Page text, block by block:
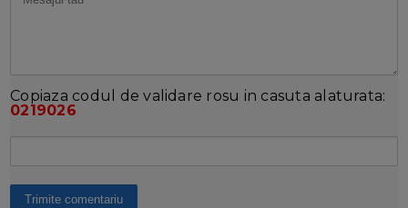
Copiaza codul de validare rosu in casuta alaturata:
0219026